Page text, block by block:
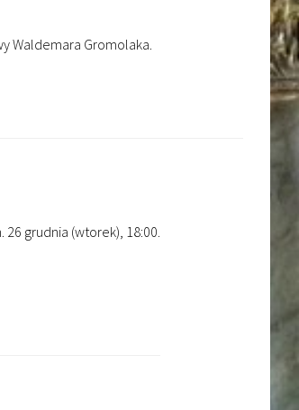
Waldemara Gromolaka.
26 grudnia (wtorek), 18:00.